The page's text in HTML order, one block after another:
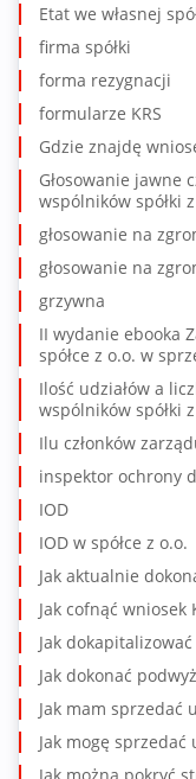
Etat we własnej
firma spółki
forma rezygnacji
formularze KRS
Gdzie znajdę
Głosowanie jawne
wspólników spółki
głosowanie na
głosowanie na
grzywna
II wydanie ebooka
spółce z o.o. w
Ilość udziałów a
wspólników spółki
Ilu członków
inspektor ochrony
IOD
IOD w spółce z o.o.
Jak aktualnie
Jak cofnąć wniosek
Jak dokapitalizować
Jak dokonać
Jak mam sprzedać
Jak mogę sprzedać